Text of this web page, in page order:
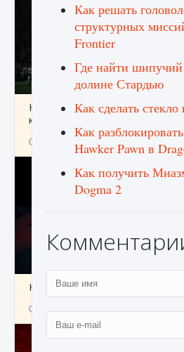
Как исправить ошибку EA FC
которая не работает
Как создавать предметы в
Как решать
структурных
Frontier
Где найти
долине Стардью
Как сделать
Как
Hawker Pawn в
Как получить
Dogma 2